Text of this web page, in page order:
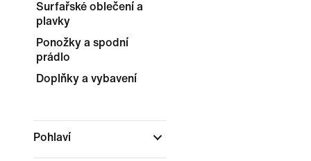
Surfařské oblečení a
plavky
Ponožky a spodní
prádlo
Doplňky a vybavení
Pohlaví